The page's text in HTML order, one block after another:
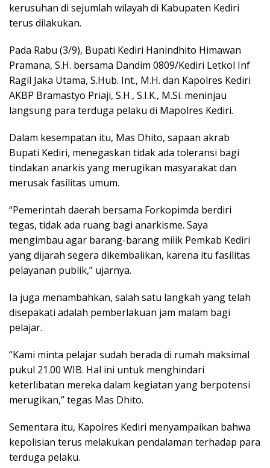
kerusuhan di sejumlah wilayah di Kabupaten Kediri
terus dilakukan.
Pada Rabu (3/9), Bupati Kediri Hanindhito Himawan
Pramana, S.H. bersama Dandim 0809/Kediri Letkol Inf
Ragil Jaka Utama, S.Hub. Int., M.H. dan Kapolres Kediri
AKBP Bramastyo Priaji, S.H., S.I.K., M.Si. meninjau
langsung para terduga pelaku di Mapolres Kediri.
Dalam kesempatan itu, Mas Dhito, sapaan akrab
Bupati Kediri, menegaskan tidak ada toleransi bagi
tindakan anarkis yang merugikan masyarakat dan
merusak fasilitas umum.
“Pemerintah daerah bersama Forkopimda berdiri
tegas, tidak ada ruang bagi anarkisme. Saya
mengimbau agar barang-barang milik Pemkab Kediri
yang dijarah segera dikembalikan, karena itu fasilitas
pelayanan publik,” ujarnya.
Ia juga menambahkan, salah satu langkah yang telah
disepakati adalah pemberlakuan jam malam bagi
pelajar.
“Kami minta pelajar sudah berada di rumah maksimal
pukul 21.00 WIB. Hal ini untuk menghindari
keterlibatan mereka dalam kegiatan yang berpotensi
merugikan,” tegas Mas Dhito.
Sementara itu, Kapolres Kediri menyampaikan bahwa
kepolisian terus melakukan pendalaman terhadap para
terduga pelaku.